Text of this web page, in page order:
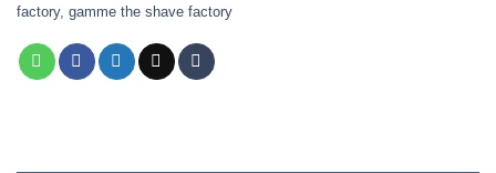
factory, gamme the shave factory